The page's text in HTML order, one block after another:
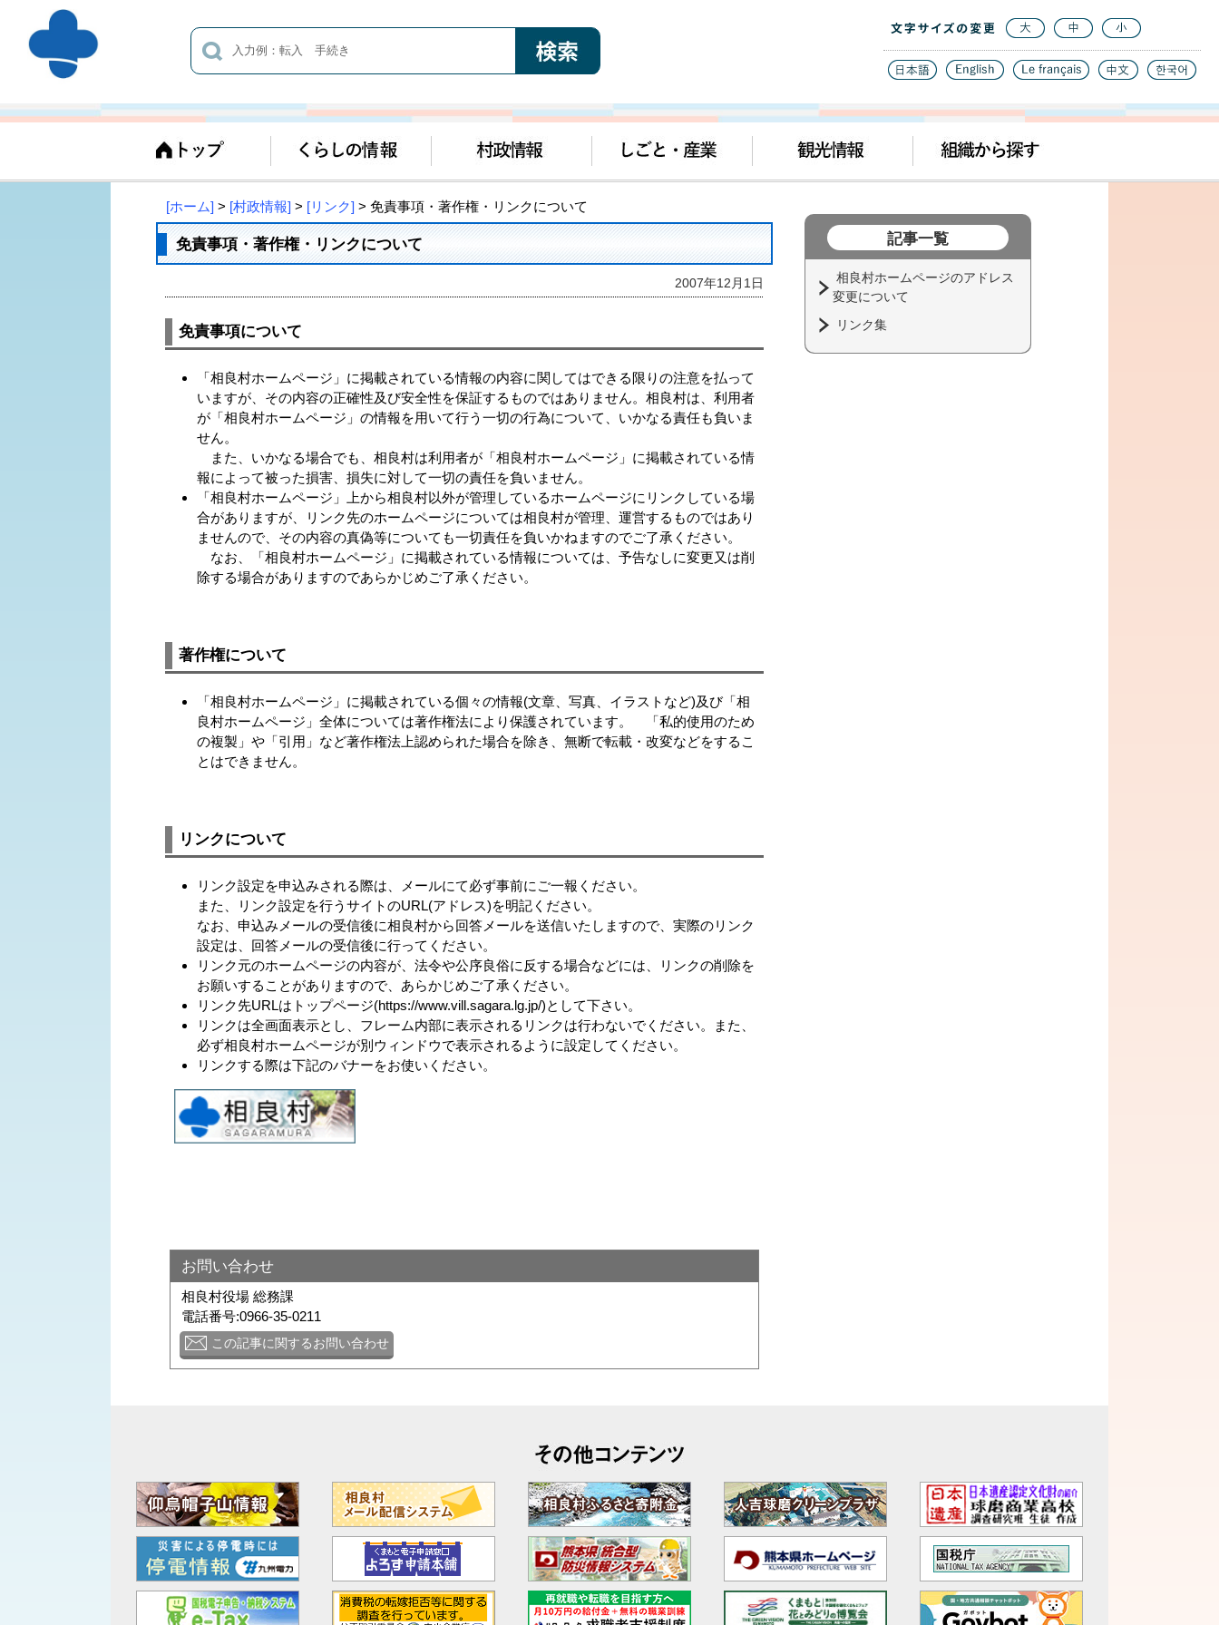
[ホーム] > [村政情報] > [リンク] > 免責事項・著作権・リンクについて
免責事項・著作権・リンクについて
2007年12月1日
免責事項について
「相良村ホームページ」に掲載されている情報の内容に関してはできる限りの注意を払って
いますが、その内容の正確性及び安全性を保証するものではありません。相良村は、利用者
が「相良村ホームページ」の情報を用いて行う一切の行為について、いかなる責任も負いま
せん。
また、いかなる場合でも、相良村は利用者が「相良村ホームページ」に掲載されている情
報によって被った損害、損失に対して一切の責任を負いません。
「相良村ホームページ」上から相良村以外が管理しているホームページにリンクしている場
合がありますが、リンク先のホームページについては相良村が管理、運営するものではあり
ませんので、その内容の真偽等についても一切責任を負いかねますのでご了承ください。
なお、「相良村ホームページ」に掲載されている情報については、予告なしに変更又は削
除する場合がありますのであらかじめご了承ください。
著作権について
「相良村ホームページ」に掲載されている個々の情報(文章、写真、イラストなど)及び「相
良村ホームページ」全体については著作権法により保護されています。 「私的使用のため
の複製」や「引用」など著作権法上認められた場合を除き、無断で転載・改変などをするこ
とはできません。
リンクについて
リンク設定を申込みされる際は、メールにて必ず事前にご一報ください。
また、リンク設定を行うサイトのURL(アドレス)を明記ください。
なお、申込みメールの受信後に相良村から回答メールを送信いたしますので、実際のリンク
設定は、回答メールの受信後に行ってください。
リンク元のホームページの内容が、法令や公序良俗に反する場合などには、リンクの削除を
お願いすることがありますので、あらかじめご了承ください。
リンク先URLはトップページ(https://www.vill.sagara.lg.jp/)として下さい。
リンクは全画面表示とし、フレーム内部に表示されるリンクは行わないでください。また、
必ず相良村ホームページが別ウィンドウで表示されるように設定してください。
リンクする際は下記のバナーをお使いください。
お問い合わせ
相良村役場 総務課
電話番号:0966-35-0211
この記事に関するお問い合わせ
記事一覧
相良村ホームページのアドレス
変更について
リンク集